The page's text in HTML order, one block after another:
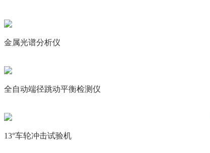
金属光谱分析仪
全自动端径跳动平衡检测仪
13°车轮冲击试验机